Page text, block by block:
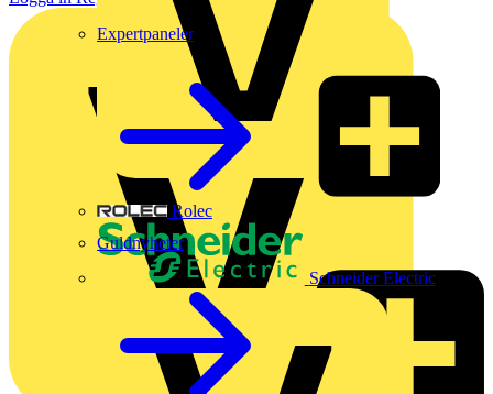
Rolec
Schneider Electric
Expertpaneler
Guldnyheter